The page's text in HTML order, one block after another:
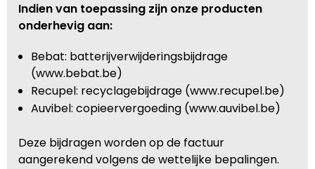
Indien van toepassing zijn onze producten
onderhevig aan:
Bebat: batterijverwijderingsbijdrage
(www.bebat.be)
Recupel: recyclagebijdrage (www.recupel.be)
Auvibel: copieervergoeding (www.auvibel.be)
Deze bijdragen worden op de factuur
aangerekend volgens de wettelijke bepalingen.